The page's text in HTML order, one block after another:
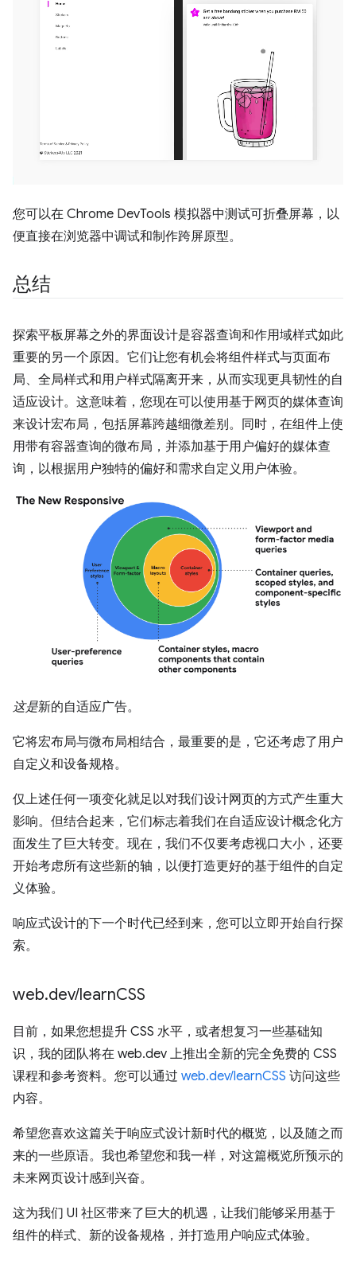
您可以在 Chrome DevTools 模拟器中测试可折叠屏幕，以
便直接在浏览器中调试和制作跨屏原型。
总结
探索平板屏幕之外的界面设计是容器查询和作用域样式如此
重要的另一个原因。它们让您有机会将组件样式与页面布
局、全局样式和用户样式隔离开来，从而实现更具韧性的自
适应设计。这意味着，您现在可以使用基于网页的媒体查询
来设计宏布局，包括屏幕跨越细微差别。同时，在组件上使
用带有容器查询的微布局，并添加基于用户偏好的媒体查
询，以根据用户独特的偏好和需求自定义用户体验。
这是新的自适应广告。
它将宏布局与微布局相结合，最重要的是，它还考虑了用户
自定义和设备规格。
仅上述任何一项变化就足以对我们设计网页的方式产生重大
影响。但结合起来，它们标志着我们在自适应设计概念化方
面发生了巨大转变。现在，我们不仅要考虑视口大小，还要
开始考虑所有这些新的轴，以便打造更好的基于组件的自定
义体验。
响应式设计的下一个时代已经到来，您可以立即开始自行探
索。
web.dev/learnCSS
目前，如果您想提升 CSS 水平，或者想复习一些基础知
识，我的团队将在 web.dev 上推出全新的完全免费的 CSS
课程和参考资料。您可以通过 web.dev/learnCSS 访问这些
内容。
希望您喜欢这篇关于响应式设计新时代的概览，以及随之而
来的一些原语。我也希望您和我一样，对这篇概览所预示的
未来网页设计感到兴奋。
这为我们 UI 社区带来了巨大的机遇，让我们能够采用基于
组件的样式、新的设备规格，并打造用户响应式体验。